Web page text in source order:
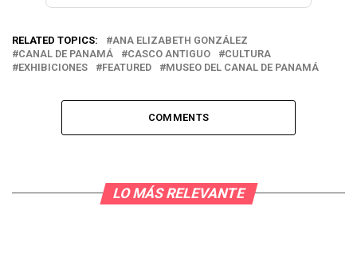
RELATED TOPICS:
ANA ELIZABETH GONZÁLEZ
CANAL DE PANAMÁ
CASCO ANTIGUO
CULTURA
EXHIBICIONES
FEATURED MUSEO DEL CANAL DE PANAMÁ
COMMENTS
LO MÁS RELEVANTE